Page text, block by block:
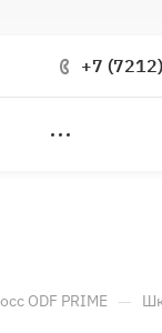
+7
ODF PRIME —